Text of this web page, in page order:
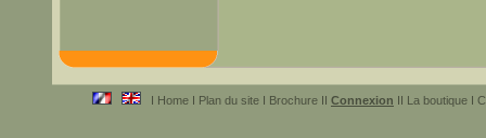
I Home I Plan du site I Brochure II Connexion II La boutique I